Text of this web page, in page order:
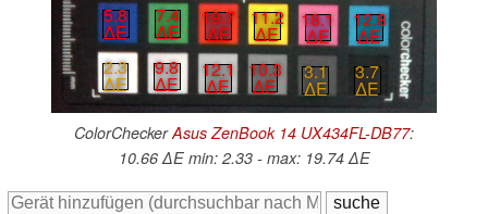
5.8
∆E
7.4
∆E
19.7
∆E
11.2
∆E
18.1
∆E
12.8
∆E
2.3
∆E
9.8
∆E
12.1
∆E
10.3
∆E
3.1
∆E
3.7
∆E
ColorCheckerAsus ZenBook 14 UX434FL-DB77:
10.66 ∆E min: 2.33 - max: 19.74 ∆E